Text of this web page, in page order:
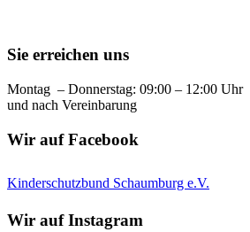
Sie erreichen uns
Montag – Donnerstag: 09:00 – 12:00 Uhr
und nach Vereinbarung
Wir auf Facebook
Kinderschutzbund Schaumburg e.V.
Wir auf Instagram